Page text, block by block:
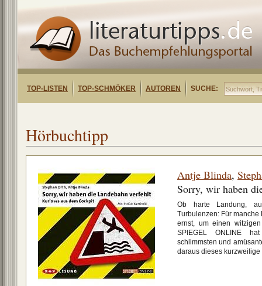
TOP-LISTEN TOP-SCHMÖKER AUTOREN SUCHE:
Hörbuchtipp
Antje Blinda,
Sorry, wir haben
Ob harte Landung,
Turbulenzen: Für
ernst, um einen
SPIEGEL ONLINE
schlimmsten und
daraus dieses